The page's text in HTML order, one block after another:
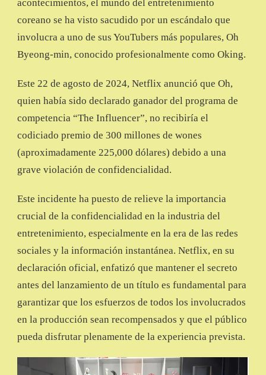
acontecimientos, el mundo del entretenimiento
coreano se ha visto sacudido por un escándalo que
involucra a uno de sus YouTubers más populares, Oh
Byeong-min, conocido profesionalmente como Oking.
Este 22 de agosto de 2024, Netflix anunció que Oh,
quien había sido declarado ganador del programa de
competencia “The Influencer”, no recibiría el
codiciado premio de 300 millones de wones
(aproximadamente 225,000 dólares) debido a una
grave violación de confidencialidad.
Este incidente ha puesto de relieve la importancia
crucial de la confidencialidad en la industria del
entretenimiento, especialmente en la era de las redes
sociales y la información instantánea. Netflix, en su
declaración oficial, enfatizó que mantener el secreto
antes del lanzamiento de un título es fundamental para
garantizar que los esfuerzos de todos los involucrados
en la producción sean recompensados y que el público
pueda disfrutar plenamente de la experiencia prevista.